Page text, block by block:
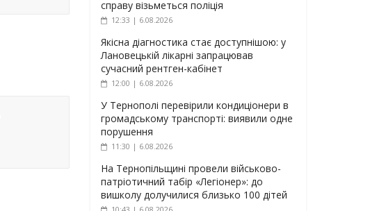
справу візьметься поліція
12:33 | 6.08.2026
Якісна діагностика стає доступнішою: у
Лановецькій лікарні запрацював
сучасний рентген-кабінет
12:00 | 6.08.2026
У Тернополі перевірили кондиціонери в
громадському транспорті: виявили одне
порушення
11:30 | 6.08.2026
На Тернопільщині провели військово-
патріотичний табір «Легіонер»: до
вишколу долучилися близько 100 дітей